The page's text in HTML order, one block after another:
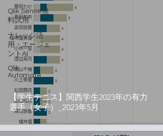
Qlik Sense無
料試用
ナレッジ活
用・エージェ
ントAI
Qlik
Automate
【学生テニス】関西学生2023年の有力
選手（女子）_2023年5月